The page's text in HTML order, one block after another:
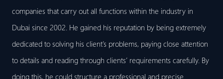
companies that carry out all functions within the industry in
Dubai since 2002. He gained his reputation by being extremely
dedicated to solving his client’s problems, paying close attention
to details and reading through clients’ requirements carefully. By
doing this, he could structure a professional and precise